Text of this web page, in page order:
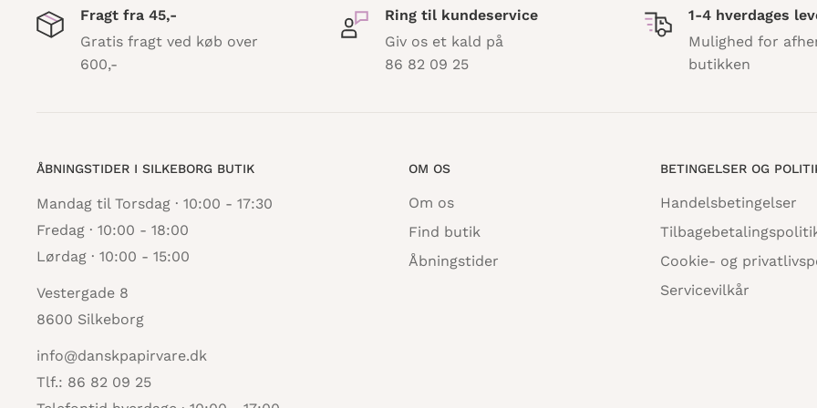
Fragt fra 45,-
Gratis fragt ved køb over
600,-
Ring til kundeservice
Giv os et kald på
86 82 09 25
1-4 hverdages
Mulighed for
butikken
ÅBNINGSTIDER I SILKEBORG BUTIK
Mandag til Torsdag · 10:00 - 17:30
Fredag · 10:00 - 18:00
Lørdag · 10:00 - 15:00
Vestergade 8
8600 Silkeborg
info@danskpapirvare.dk
Tlf.: 86 82 09 25
OM OS
Om os
Find butik
Åbningstider
BETINGELSER OG
Handelsbetingelser
Cookie- og
Servicevilkår